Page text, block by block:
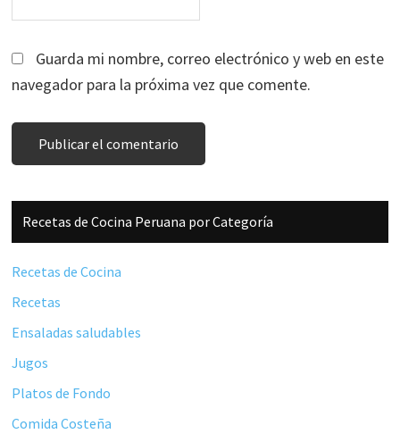
Guarda mi nombre, correo electrónico y web en este
navegador para la próxima vez que comente.
Barra
lateral
principal
Recetas de Cocina Peruana por Categoría
Recetas de Cocina
Recetas
Ensaladas saludables
Jugos
Platos de Fondo
Comida Costeña